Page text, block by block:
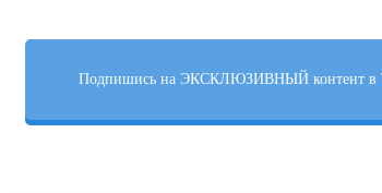
Подпишись на ЭКСКЛЮЗИВНЫЙ контент в